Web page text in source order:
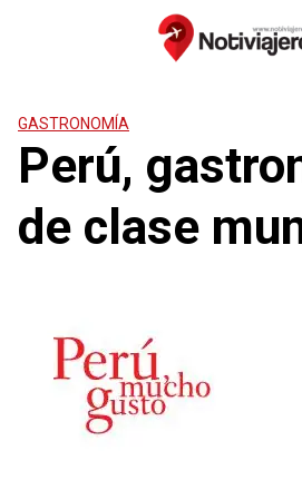
GASTRONOMÍA
Perú,
de clase